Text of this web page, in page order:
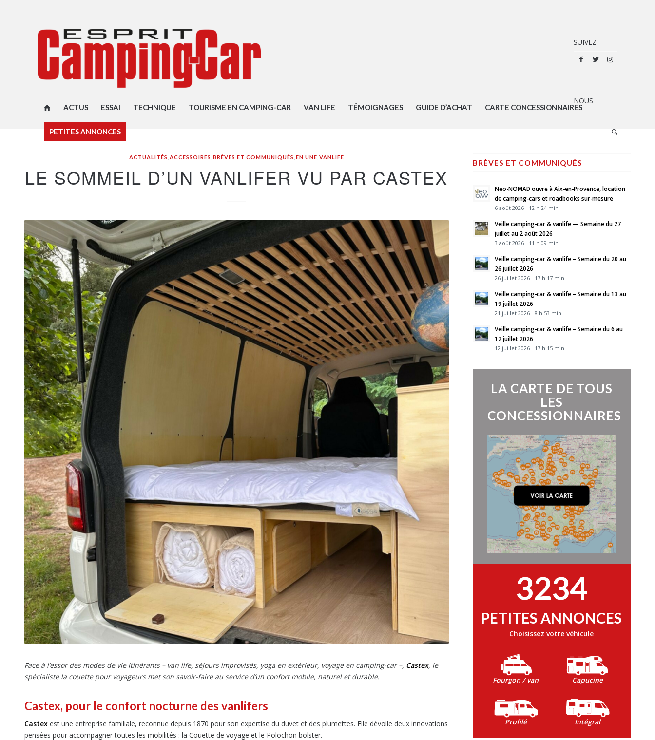
ACTUS ESSAI TECHNIQUE TOURISME EN CAMPING-CAR VAN LIFE TÉMOIGNAGES GUIDE D’ACHAT CARTE CONCESSIONNAIRES
PETITES ANNONCES
ACTUALITÉS ACCESSOIRES BRÈVES ET COMMUNIQUÉS EN UNE VANLIFE
LE SOMMEIL D’UN VANLIFER VU PAR CASTEX
Face à l’essor des modes de vie itinérants – van life, séjours improvisés, yoga en extérieur, voyage en camping-car –, Castex, le
spécialiste la couette pour voyageurs met son savoir-faire au service d’un confort mobile, naturel et durable.
Castex, pour le confort nocturne des vanlifers
Castex est une entreprise familiale, reconnue depuis 1870 pour son expertise du duvet et des plumettes. Elle dévoile deux innovations
pensées pour accompagner toutes les mobilités : la Couette de voyage et le Polochon bolster.
BRÈVES ET COMMUNIQUÉS
Neo-NOMAD ouvre à Aix-en-Provence, location
de camping-cars et roadbooks sur-mesure
6 août 2026 - 12 h 24 min
Veille camping-car & vanlife — Semaine du 27
juillet au 2 août 2026
3 août 2026 - 11 h 09 min
Veille camping-car & vanlife – Semaine du 20 au
26 juillet 2026
26 juillet 2026 - 17 h 17 min
Veille camping-car & vanlife – Semaine du 13 au
19 juillet 2026
21 juillet 2026 - 8 h 53 min
Veille camping-car & vanlife – Semaine du 6 au
12 juillet 2026
12 juillet 2026 - 17 h 15 min
LA CARTE DE TOUS
LES
CONCESSIONNAIRES
3234
PETITES ANNONCES
Choisissez votre véhicule
Fourgon / van Capucine
Profilé Intégral